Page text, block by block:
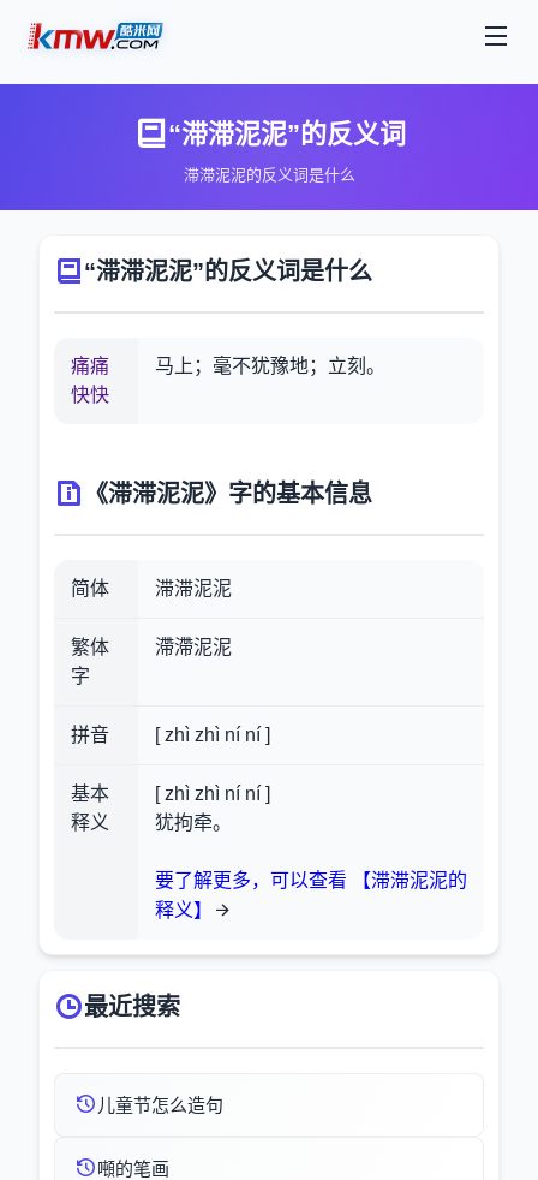
“滞滞泥泥”的反义词
滞滞泥泥的反义词是什么
“滞滞泥泥”的反义词是什么
痛痛
快快
马上；毫不犹豫地；立刻。
《滞滞泥泥》字的基本信息
简体 滞滞泥泥
繁体
字
滯滯泥泥
拼音 [ zhì zhì ní ní ]
基本
释义
[ zhì zhì ní ní ]
犹拘牵。
要了解更多，可以查看 【滞滞泥泥的
释义】
最近搜索
儿童节怎么造句
噸的笔画